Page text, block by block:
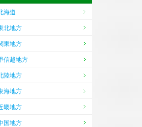
海道
北地方
東地方
信越地方
陸地方
海地方
畿地方
国地方